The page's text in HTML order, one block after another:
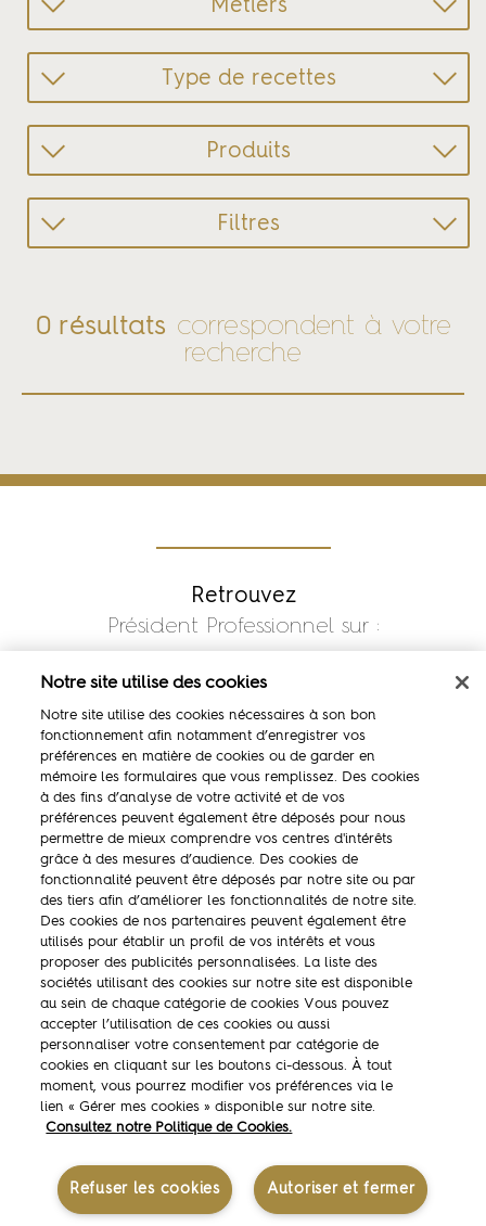
Métiers
Type de recettes
Produits
Filtres
0 résultats correspondent à votre
recherche
Retrouvez
Président Professionnel sur :
La marque
Ambassadeurs
Concours
Savoir-faire
Mentions légales
Contactez-nous
Politique des données personnelles
Politique de gestion des cookies
Gérer mes cookies
Notre site utilise des cookies
Notre site utilise des cookies nécessaires à son bon
fonctionnement afin notamment d’enregistrer vos
préférences en matière de cookies ou de garder en
mémoire les formulaires que vous remplissez. Des cookies
à des fins d’analyse de votre activité et de vos
préférences peuvent également être déposés pour nous
permettre de mieux comprendre vos centres d'intérêts
grâce à des mesures d’audience. Des cookies de
fonctionnalité peuvent être déposés par notre site ou par
des tiers afin d’améliorer les fonctionnalités de notre site.
Des cookies de nos partenaires peuvent également être
utilisés pour établir un profil de vos intérêts et vous
proposer des publicités personnalisées. La liste des
sociétés utilisant des cookies sur notre site est disponible
au sein de chaque catégorie de cookies Vous pouvez
accepter l’utilisation de ces cookies ou aussi
personnaliser votre consentement par catégorie de
cookies en cliquant sur les boutons ci-dessous. À tout
moment, vous pourrez modifier vos préférences via le
lien « Gérer mes cookies » disponible sur notre site.
Consultez notre Politique de Cookies.
Autoriser et fermer
Refuser les cookies